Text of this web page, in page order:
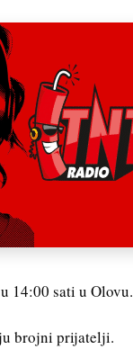
14:00 sati u Olovu.
brojni prijatelji.